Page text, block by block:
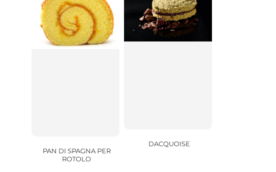
PAN DI SPAGNA PER
ROTOLO
DACQUOISE